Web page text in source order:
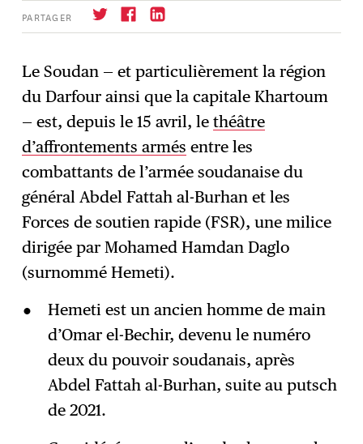
PARTAGER
→ S'abonner
Le Soudan — et particulièrement la région
du Darfour ainsi que la capitale Khartoum
— est, depuis le 15 avril, lethéâtre
d’affrontements armés entre les
combattants de l’armée soudanaise du
général Abdel Fattah al-Burhan et les
Forces de soutien rapide (FSR), une milice
dirigée par Mohamed Hamdan Daglo
(surnommé Hemeti).
Hemeti est un ancien homme de main
d’Omar el-Bechir, devenu le numéro
deux du pouvoir soudanais, après
Abdel Fattah al-Burhan, suite au putsch
de 2021.